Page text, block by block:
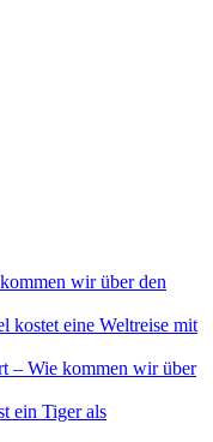
wir über den
kostet eine Weltreise mit
– Wie kommen wir über
ein Tiger als